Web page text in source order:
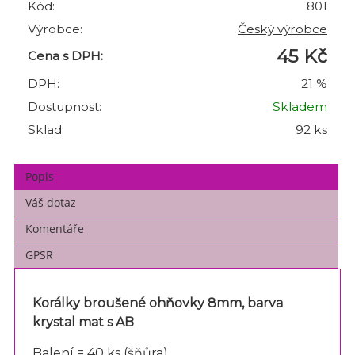
Kód:
801
Výrobce:
Český výrobce
Cena s DPH:
45 Kč
DPH:
21 %
Dostupnost:
Skladem
Sklad:
92 ks
Popis
Váš dotaz
Komentáře
GPSR
Korálky broušené ohňovky 8mm, barva
krystal mat s AB